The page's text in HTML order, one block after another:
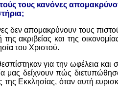
τους κανόνες
δεν απομακρύνουν τους
ακριβείας και της
του Χριστού.
για την ωφέλεια
μας δείχνουν πώς
της Εκκλησίας, όταν αυτή